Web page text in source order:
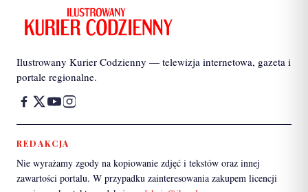
Ilustrowany Kurier Codzienny — telewizja internetowa, gazeta i
portale regionalne.
REDAKCJA
Nie wyrażamy zgody na kopiowanie zdjęć i tekstów oraz innej
zawartości portalu. W przypadku zainteresowania zakupem licencji